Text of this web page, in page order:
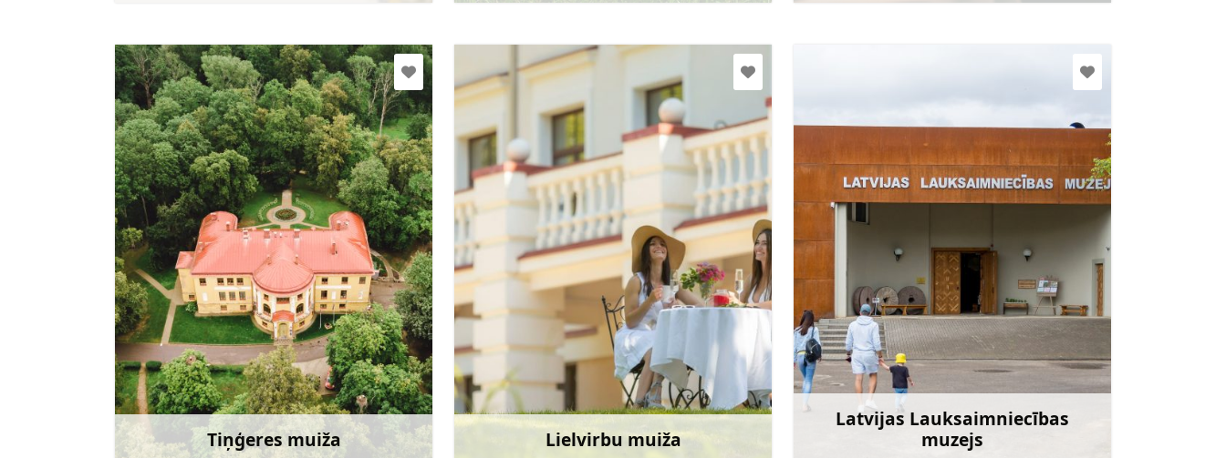
Tiņģeres muiža
baiba.kalna@talsi.lv
+371 26324662
Doties
Uzzināt vairāk
Lielvirbu muiža
lielvirbumuiza@gmail.com
+371 29402605
Doties
Uzzināt vairāk
Latvijas Lauksaimniecības
muzejs
llm@llm.lv
+371 29403183
Doties